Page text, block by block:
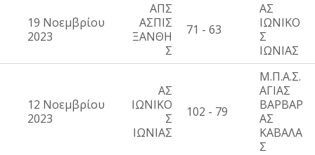
19 Νοεμβρίου
2023
ΑΠΣ
ΑΣΠΙΣ
ΞΑΝΘΗ
Σ
71 - 63
ΑΣ
ΙΩΝΙΚΟ
Σ
ΙΩΝΙΑΣ
12 Νοεμβρίου
2023
ΑΣ
ΙΩΝΙΚΟ
Σ
ΙΩΝΙΑΣ
102 - 79
Μ.Π.Α.Σ.
ΑΓΙΑΣ
ΒΑΡΒΑΡ
ΑΣ
ΚΑΒΑΛΑ
Σ